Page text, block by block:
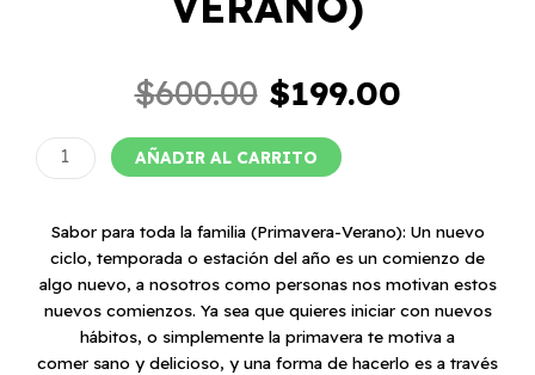
$600.00 El
precio
original
era:
$199.00El
Sabor
para
familia
(Primavera-
Verano)
cantidad
AÑADIR AL CARRITO
Sabor para toda la familia (Primavera-Verano): Un nuevo
ciclo, temporada o estación del año es un comienzo de
algo nuevo, a nosotros como personas nos motivan estos
nuevos comienzos. Ya sea que quieres iniciar con nuevos
hábitos, o simplemente la primavera te motiva a
comer sano y delicioso, y una forma de hacerlo es a través